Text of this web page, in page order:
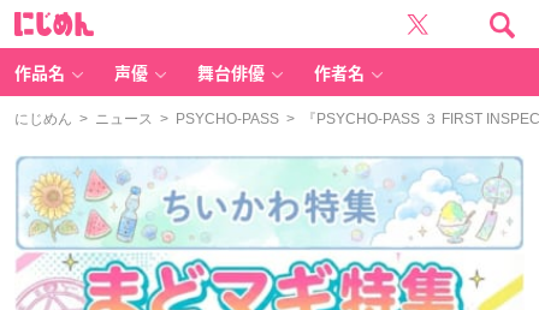
作品名 声優 舞台俳優 作者名
にじめん > ニュース > PSYCHO-PASS > 『PSYCHO-PASS ３ FIRST